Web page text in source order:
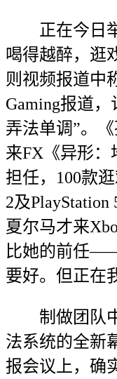
正在今日举
喝得越醉，逛
则视频报道中
Gaming报道，
弄法单调”。
来FX《异形：
担任，100款
2及
夏尔马才来
比她的前任
要好。但正在
制做团队中
法系统的全新
报会议上，确